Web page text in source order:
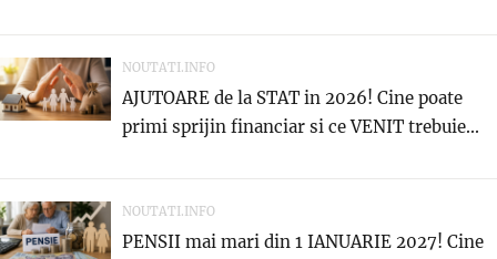
NOUTATI.INFO
AJUTOARE de la STAT in 2026! Cine poate
primi sprijin financiar si ce VENIT trebuie...
NOUTATI.INFO
PENSII mai mari din 1 IANUARIE 2027! Cine